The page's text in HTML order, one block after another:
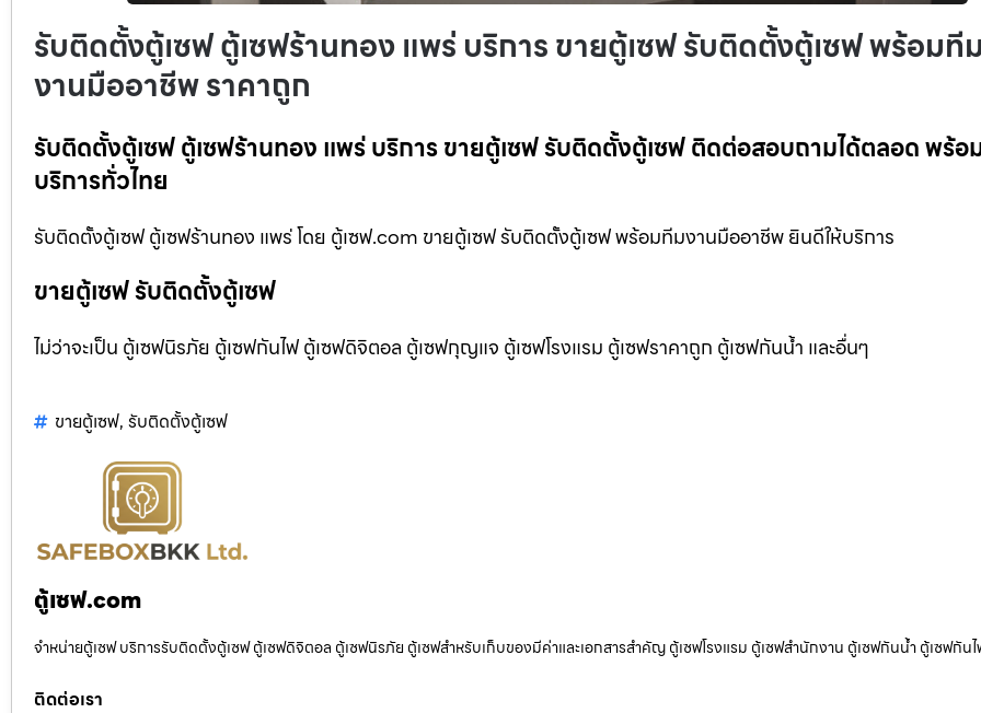
รับติดตั้งตู้เซฟ ตู้เซฟร้านทอง แพร่ บริการ ขายตู้เซฟ รับติดตั้งตู้เซฟ พร้อมที
งานมืออาชีพ ราคาถูก
รับติดตั้งตู้เซฟ ตู้เซฟร้านทอง แพร่ บริการ ขายตู้เซฟ รับติดตั้งตู้เซฟ ติดต่อสอบถามได้ตลอด พร้อ
บริการทั่วไทย
รับติดตั้งตู้เซฟ ตู้เซฟร้านทอง แพร่ โดย ตู้เซฟ.com ขายตู้เซฟ รับติดตั้งตู้เซฟ พร้อมทีมงานมืออาชีพ ยินดีให้บริการ
ขายตู้เซฟ รับติดตั้งตู้เซฟ
ไม่ว่าจะเป็น ตู้เซฟนิรภัย ตู้เซฟกันไฟ ตู้เซฟดิจิตอล ตู้เซฟกุญแจ ตู้เซฟโรงแรม ตู้เซฟราคาถูก ตู้เซฟกันน้ำ และอื่นๆ
ขายตู้เซฟ, รับติดตั้งตู้เซฟ
ตู้เซฟ.com
จำหน่ายตู้เซฟ บริการรับติดตั้งตู้เซฟ ตู้เซฟดิจิตอล ตู้เซฟนิรภัย ตู้เซฟสำหรับเก็บของมีค่าและเอกสารสำคัญ ตู้เซฟโรงแรม ตู้เซฟสำนักงาน ตู้เซฟกันน้ำ ตู้เซฟกัน
ติดต่อเรา